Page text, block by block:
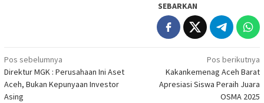
SEBARKAN
Navigasi
pos
Pos sebelumnya
Direktur MGK : Perusahaan Ini Aset
Aceh, Bukan Kepunyaan Investor
Asing
Pos berikutnya
Kakankemenag Aceh Barat
Apresiasi Siswa Peraih Juara
OSMA 2025